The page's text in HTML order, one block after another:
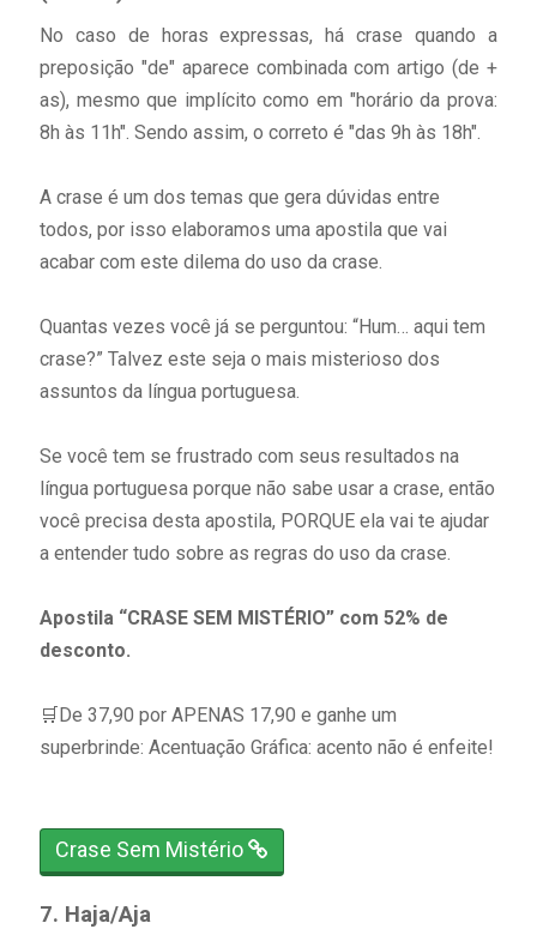
No caso de horas expressas, há crase quando a
preposição "de" aparece combinada com artigo (de +
as), mesmo que implícito como em "horário da prova:
8h às 11h". Sendo assim, o correto é "das 9h às 18h".
A crase é um dos temas que gera dúvidas entre
todos, por isso elaboramos uma apostila que vai
acabar com este dilema do uso da crase.
Quantas vezes você já se perguntou: “Hum… aqui tem
crase?” Talvez este seja o mais misterioso dos
assuntos da língua portuguesa.⠀⠀
Se você tem se frustrado com seus resultados na
língua portuguesa porque não sabe usar a crase, então
você precisa desta apostila, PORQUE ela vai te ajudar
a entender tudo sobre as regras do uso da crase.⠀⠀
Apostila “CRASE SEM MISTÉRIO” com 52% de
desconto.⠀
🛒De 37,90 por APENAS 17,90 e ganhe um
superbrinde: Acentuação Gráfica: acento não é enfeite!
Crase Sem Mistério
7. Haja/Aja